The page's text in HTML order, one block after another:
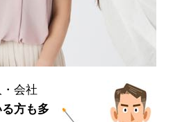
会社
方も多